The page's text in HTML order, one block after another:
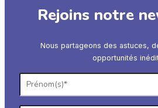
Rejoins notre
Nous partageons des astuces,
opportunités